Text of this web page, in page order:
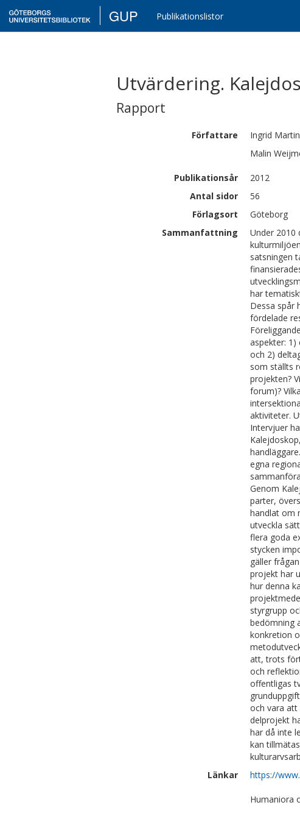
GUP Publikationslistor
Utvärdering.
Rapport
Författare Ingrid
Malin
Publikationsår
2012
Antal sidor
56
Förlagsort
Göteborg
Sammanfattning
Under 2010
satsningen
har
Dessa spår
fördelade
aspekter:
och 2)
som ställts
projekten?
forum)?
aktiviteter.
Intervjuer
egna
Genom
parter,
handlat om
utveckla
flera goda
stycken
gäller
projekt har
hur denna
styrgrupp
bedömning
konkretion
att, trots
och
offentligas
och vara att
delprojekt
har då inte
kan
Länkar
https://
Humaniora